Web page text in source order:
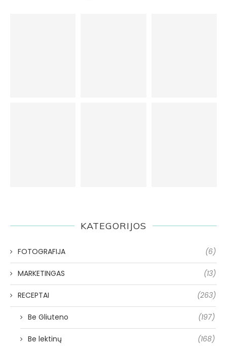
KATEGORIJOS
FOTOGRAFIJA (6)
MARKETINGAS (13)
RECEPTAI (263)
Be Gliuteno (197)
Be lektinų (168)